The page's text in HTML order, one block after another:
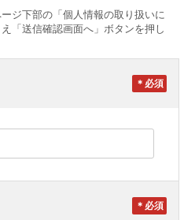
ジ下部の「個人情報の取り扱いに
「送信確認画面へ」ボタンを押し
＊
＊